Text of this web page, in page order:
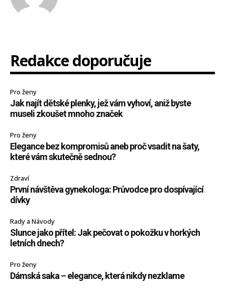
Redakce doporučuje
Pro ženy
Jak najít dětské plenky, jež vám vyhoví, aniž byste
museli zkoušet mnoho značek
Pro ženy
Elegance bez kompromisů aneb proč vsadit na šaty,
které vám skutečně sednou?
Zdraví
První návštěva gynekologa: Průvodce pro dospívající
dívky
Rady a Návody
Slunce jako přítel: Jak pečovat o pokožku v horkých
letních dnech?
Pro ženy
Dámská saka – elegance, která nikdy nezklame